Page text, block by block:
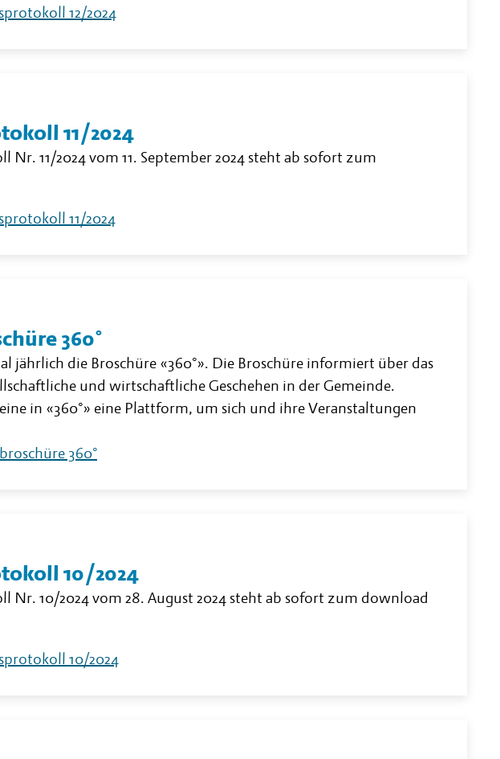
12/2024
11/2024
Nr. 11/2024 vom 11. September 2024 steht ab sofort zum
11/2024
360°
jährlich die Broschüre «360°». Die Broschüre informiert über das
und wirtschaftliche Geschehen in der Gemeinde.
in «360°» eine Plattform, um sich und ihre Veranstaltungen
360°
10/2024
Nr. 10/2024 vom 28. August 2024 steht ab sofort zum download
10/2024